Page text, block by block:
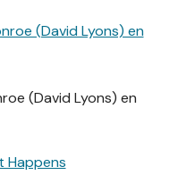
(David Lyons) en